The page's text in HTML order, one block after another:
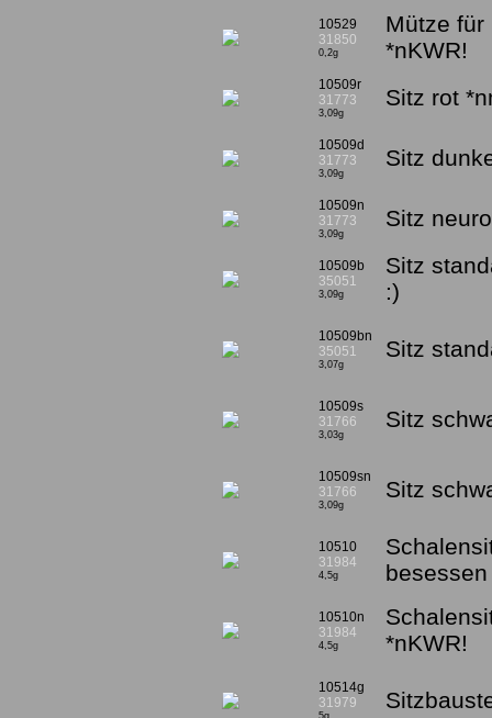
10529
31850
0,2g
Mütze für
*nKWR!
10509r
31773
3,09g
Sitz rot
10509d
31773
3,09g
Sitz
10509n
31773
3,09g
Sitz
10509b
35051
3,09g
Sitz
:)
10509bn
35051
3,07g
Sitz
10509s
31766
3,03g
Sitz
10509sn
31766
3,09g
Sitz
10510
31984
4,5g
besessen
10510n
31984
4,5g
*nKWR!
10514g
31979